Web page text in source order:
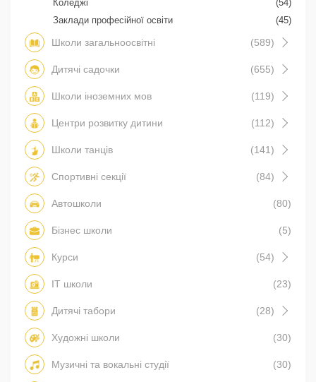
Коледжі
(54)
Заклади професійної освіти
(45)
Школи загальноосвітні (589)
Дитячі садочки (655)
Школи іноземних мов (119)
Центри розвитку дитини (112)
Школи танців (141)
Спортивні секції (84)
Автошколи (80)
Бізнес школи (5)
Курси (54)
IT школи (23)
Дитячі табори (28)
Художні школи (30)
Музичні та вокальні студії (30)